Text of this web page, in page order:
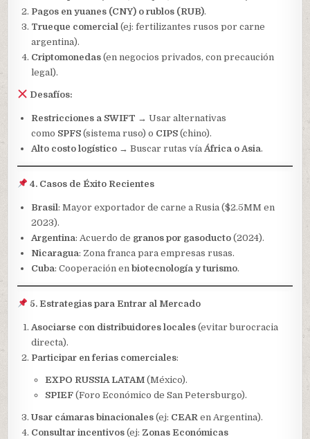
Pagos en yuanes (CNY) o rublos (RUB).
Trueque comercial (ej: fertilizantes rusos por carne
argentina).
Criptomonedas (en negocios privados, con precaución
legal).
Desafíos:
Restricciones a SWIFT → Usar alternativas
como SPFS (sistema ruso) o CIPS (chino).
Alto costo logístico → Buscar rutas víaÁfrica o Asia.
4. Casos de Éxito Recientes
Brasil: Mayor exportador de carne a Rusia ($2.5MM en
2023).
Argentina: Acuerdo de granos por gasoducto (2024).
Nicaragua: Zona franca para empresas rusas.
Cuba: Cooperación enbiotecnología y turismo.
5. Estrategias para Entrar al Mercado
Asociarse con distribuidores locales (evitar burocracia
directa).
Participar en ferias comerciales:
EXPO RUSSIA LATAM (México).
SPIEF (Foro Económico de San Petersburgo).
Usar cámaras binacionales (ej: CEAR en Argentina).
Consultar incentivos (ej: Zonas Económicas